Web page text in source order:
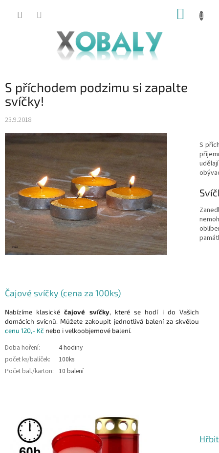
KOŠÍK
S příchodem podzimu si zapalte
svíčky!
23.9.2018
S
Čajové svíčky (cena za 100ks)
Nabízíme klasickéčajové svíčky, které se hodí i do Vašich
domácích svícnů. Můžete zakoupit jednotlivá balení za skvělou
cenu 120,- Kč nebo i velkoobjemové balení.
Doba hoření:
4 hodiny
počet ks/balíček:
100ks
Počet bal./karton:
10 balení